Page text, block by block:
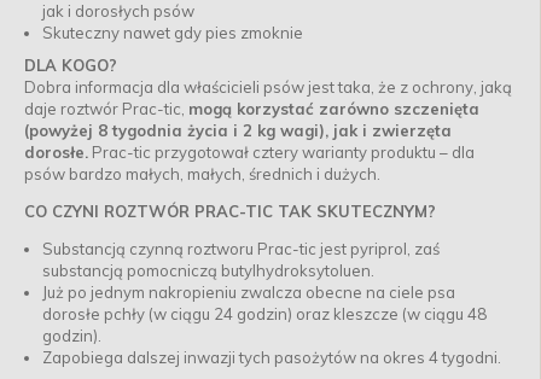
jak i dorosłych psów
Skuteczny nawet gdy pies zmoknie
DLA KOGO?
Dobra informacja dla właścicieli psów jest taka, że z ochrony, jaką
daje roztwór Prac-tic, mogą korzystać zarówno szczenięta
(powyżej 8 tygodnia życia i 2 kg wagi), jak i zwierzęta
dorosłe. Prac-tic przygotował cztery warianty produktu – dla
psów bardzo małych, małych, średnich i dużych.
CO CZYNI ROZTWÓR PRAC-TIC TAK SKUTECZNYM?
Substancją czynną roztworu Prac-tic jest pyriprol, zaś
substancją pomocniczą butylhydroksytoluen.
Już po jednym nakropieniu zwalcza obecne na ciele psa
dorosłe pchły (w ciągu 24 godzin) oraz kleszcze (w ciągu 48
godzin).
Zapobiega dalszej inwazji tych pasożytów na okres 4 tygodni.